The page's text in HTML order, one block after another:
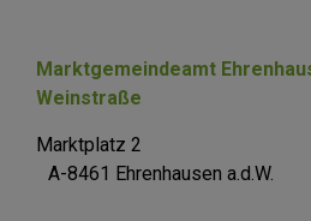
Marktgemeindeamt
Weinstraße
Marktplatz 2
A-8461 Ehrenhausen a.d.W.